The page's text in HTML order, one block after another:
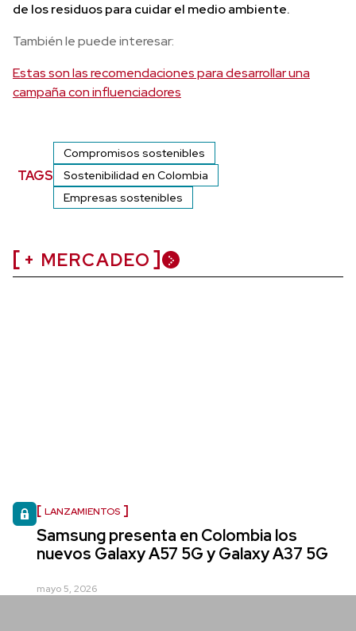
de los residuos para cuidar el medio ambiente.
También le puede interesar:
Estas son las recomendaciones para desarrollar una
campaña con influenciadores
TAGS
Compromisos sostenibles
Sostenibilidad en Colombia
Empresas sostenibles
+ MERCADEO
LANZAMIENTOS
Samsung presenta en Colombia los
nuevos Galaxy A57 5G y Galaxy A37 5G
mayo 5, 2026